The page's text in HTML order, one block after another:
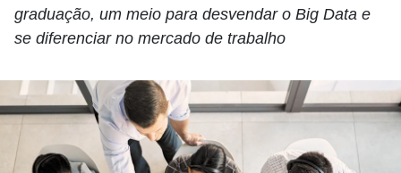
graduação, um meio para desvendar o Big Data e
se diferenciar no mercado de trabalho